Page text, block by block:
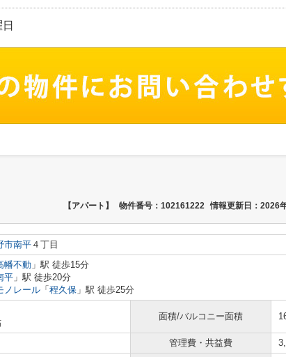
【アパート】 物件番号：102161222 情報更新日：2026
市南平 ４丁目
幡不動 」駅 徒歩15分
平 」駅 徒歩20分
ノレール 「 程久保 」駅 徒歩25分
面積/バルコニー面積
管理費・共益費